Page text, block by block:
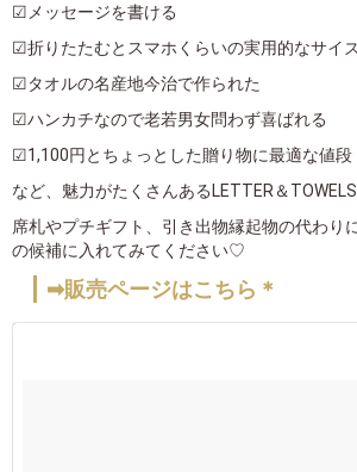
☑メッセージを書ける
☑折りたたむとスマホくらいの実用的なサイ
☑タオルの名産地今治で作られた
☑ハンカチなので老若男女問わず喜ばれる
☑1,100円とちょっとした贈り物に最適な値段
など、魅力がたくさんあるLETTER＆TOWELS
席札やプチギフト、引き出物縁起物の代わり
の候補に入れてみてください♡
➡販売ページはこちら＊